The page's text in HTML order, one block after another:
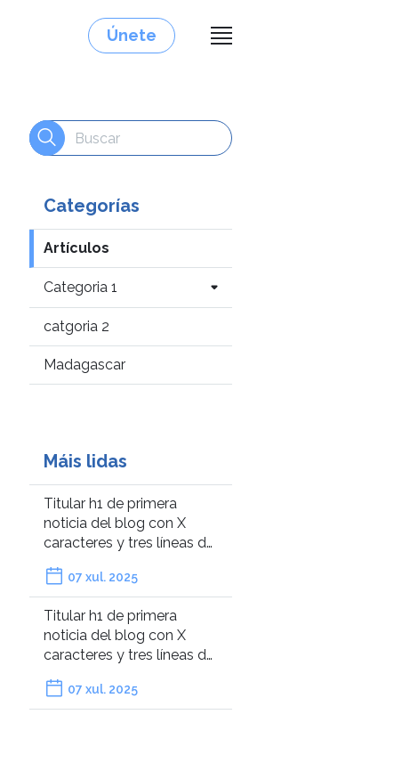
Únete
Categorías
Artículos
Categoria 1
catgoria 2
Madagascar
Máis lidas
Titular h1 de primera
noticia del blog con X
caracteres y tres líneas de
07 xul. 2025
Titular h1 de primera
noticia del blog con X
caracteres y tres líneas de
07 xul. 2025